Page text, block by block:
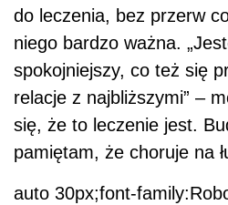
do leczenia, bez przerw
niego bardzo ważna.
spokojniejszy, co też się
relacje z najbliższymi” –
się, że to leczenie jest.
pamiętam, że choruje na
auto 30px;font-